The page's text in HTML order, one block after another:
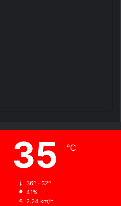
35 ℃
36º - 32º
41%
2.24 km/h